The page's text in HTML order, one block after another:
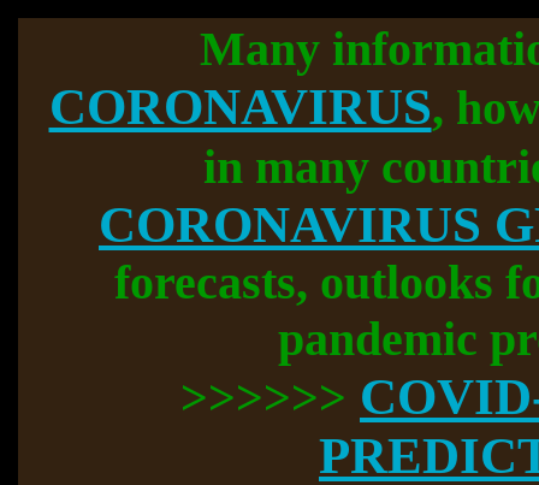
Many
CORONAVIRUS,
in many
CORONAVIRUS
forecasts, outlooks
pandemic
>>>>>>